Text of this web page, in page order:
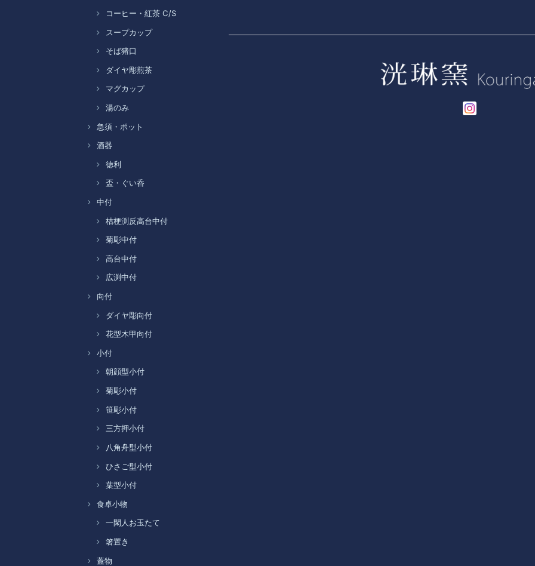
コーヒー・紅茶 C/S
スープカップ
そば猪口
ダイヤ彫煎茶
マグカップ
湯のみ
急須・ポット
酒器
徳利
盃・ぐい呑
中付
桔梗渕反高台中付
菊彫中付
高台中付
広渕中付
向付
ダイヤ彫向付
花型木甲向付
小付
朝顔型小付
菊彫小付
笹彫小付
三方押小付
八角舟型小付
ひさご型小付
葉型小付
食卓小物
一閑人お玉たて
箸置き
蓋物